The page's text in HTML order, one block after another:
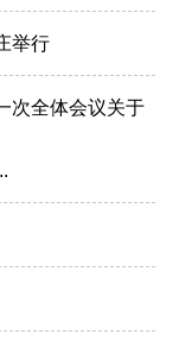
举行
次全体会议关于